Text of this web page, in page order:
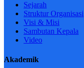
Sejarah
Struktur Organisasi
Visi & Misi
Sambutan Kepala
Video
Akademik